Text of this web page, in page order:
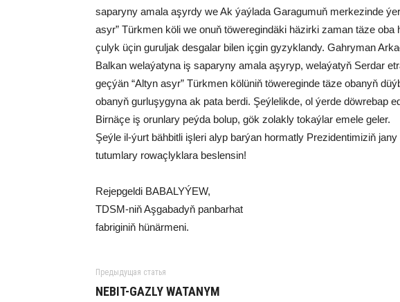
sa­pa­ry­ny ama­la aşyr­dy we Ak ýaý­la­da Ga­ra­gu­muň mer­ke­zin­de
asyr” Türk­men kö­li we onuň tö­we­re­gin­dä­ki hä­zir­ki za­man tä­ze
çu­lyk üçin gu­rul­jak des­ga­lar bi­len iç­gin gy­zyk­lan­dy. Gah­ry­man
Bal­kan we­la­ýa­ty­na iş sa­pa­ry­ny ama­la aşy­ryp, we­la­ýa­tyň Ser­dar
geç­ýän “Al­tyn asyr” Türk­men kö­lü­niň tö­we­re­gin­de tä­ze oba­nyň
oba­nyň gur­lu­şy­gy­na ak pa­ta ber­di. Şeý­le­lik­de, ol ýer­de döw­re­bap
Bir­nä­çe iş orun­la­ry peý­da bo­lup, gök zo­lak­ly to­kaý­lar eme­le ge­ler.
Şeý­le il-ýurt bäh­bit­li iş­le­ri alyp bar­ýan hor­mat­ly Pre­zi­den­ti­mi­ziň
tu­tum­la­ry ro­waç­lyk­la­ra bes­len­sin!
Re­jep­gel­di BA­BA­LY­ÝEW,
TDSM-niň Aş­ga­ba­dyň pan­bar­hat
fab­ri­gi­niň hü­när­me­ni.
Предыдущая статья
NE­BIT-GAZ­LY WA­TA­NYM